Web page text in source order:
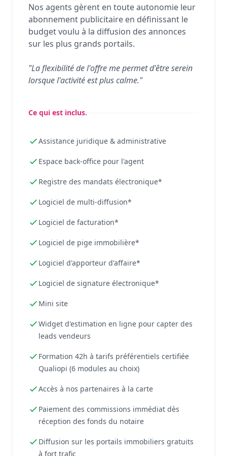
Nos agents gèrent en toute autonomie leur
abonnement publicitaire en définissant le
budget voulu à la diffusion des annonces
sur les plus grands portails.
"La flexibilité de l'offre me permet d'être serein
lorsque l'activité est plus calme."
Ce qui est inclus.
Assistance juridique & administrative
Espace back-office pour l'agent
Registre des mandats électronique*
Logiciel de multi-diffusion*
Logiciel de facturation*
Logiciel de pige immobilière*
Logiciel d'apporteur d'affaire*
Logiciel de signature électronique*
Mini site
Widget d'estimation en ligne pour capter des
leads vendeurs
Formation 42h à tarifs préférentiels certifiée
Qualiopi (6 modules au choix)
Accès à nos partenaires à la carte
Paiement des commissions immédiat dès
réception des fonds du notaire
Diffusion sur les portails immobiliers gratuits
à fort trafic